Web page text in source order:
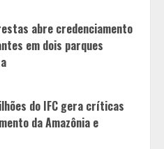
abre credenciamento
em dois parques
do IFC gera críticas
da Amazônia e